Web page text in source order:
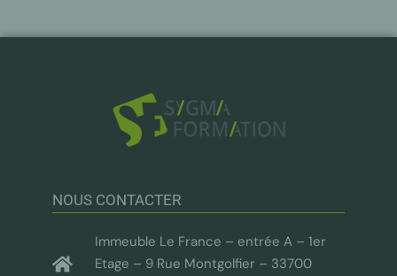
NOUS CONTACTER
Immeuble Le France – entrée A – 1er
Etage – 9 Rue Montgolfier – 33700